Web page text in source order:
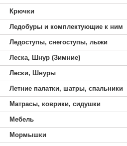
Крючки
Ледобуры и комплектующие к ним
Ледоступы, снегоступы, лыжи
Леска, Шнур (Зимние)
Лески, Шнуры
Летние палатки, шатры, спальники
Матрасы, коврики, сидушки
Мебель
Мормышки